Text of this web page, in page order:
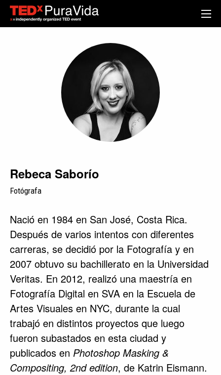
Rebeca Saborío
Fotógrafa
Nació en 1984 en San José, Costa Rica.
Después de varios intentos con diferentes
carreras, se decidió por la Fotografía y en
2007 obtuvo su bachillerato en la Universidad
Veritas. En 2012, realizó una maestría en
Fotografía Digital en SVA en la Escuela de
Artes Visuales en NYC, durante la cual
trabajó en distintos proyectos que luego
fueron subastados en esta ciudad y
publicados en Photoshop Masking &
Compositing, 2nd edition, de Katrin Eismann.